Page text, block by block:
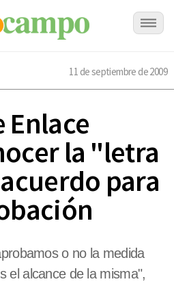
11 de septiembre de 2009
Enlace
la "letra
para
o no la medida
el alcance de la misma",